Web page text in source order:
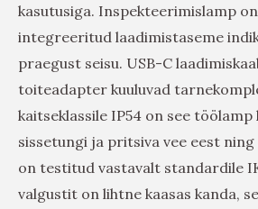
kasutusiga. Inspekteerimislamp
integreeritud laadimistaseme
praegust seisu. USB-C
toiteadapter kuuluvad
kaitseklassile IP54 on see
sissetungi ja pritsiva vee eest
on testitud vastavalt standardile
valgustit on lihtne kaasas kanda,